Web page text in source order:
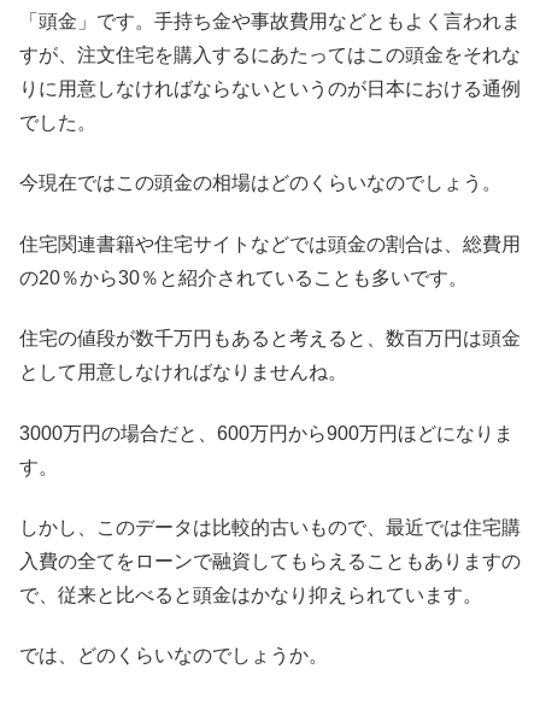
「頭金」 です。手持ち金や事故費用などともよく言われま
すが、注文住宅を購入するにあたってはこの頭金をそれな
りに用意しなければならないというのが日本における通例
でした。
今現在ではこの頭金の相場はどのくらいなのでしょう。
住宅関連書籍や住宅サイトなどでは頭金の割合は、総費用
の20％から30％と紹介されていることも多いです。
住宅の値段が数千万円もあると考えると、数百万円は頭金
として用意しなければなりませんね。
3000万円の場合だと、600万円から900万円ほどになりま
す。
しかし、このデータは比較的古いもので、最近では住宅購
入費の全てをローンで融資してもらえることもありますの
で、従来と比べると頭金はかなり抑えられています。
では、どのくらいなのでしょうか。